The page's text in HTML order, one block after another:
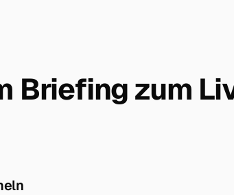
Briefing zum